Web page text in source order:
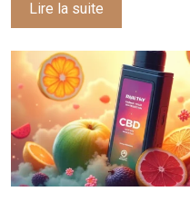
Lire la suite